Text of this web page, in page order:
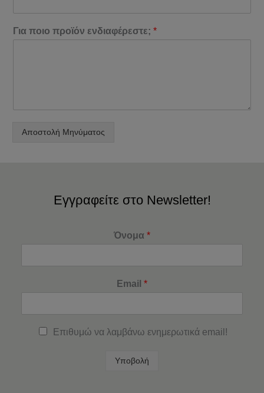
Για ποιο προϊόν ενδιαφέρεστε;*
Αποστολή Μηνύματος
Εγγραφείτε στο Newsletter!
Όνομα *
Email *
Επιθυμώ να λαμβάνω ενημερωτικά email!
Υποβολή